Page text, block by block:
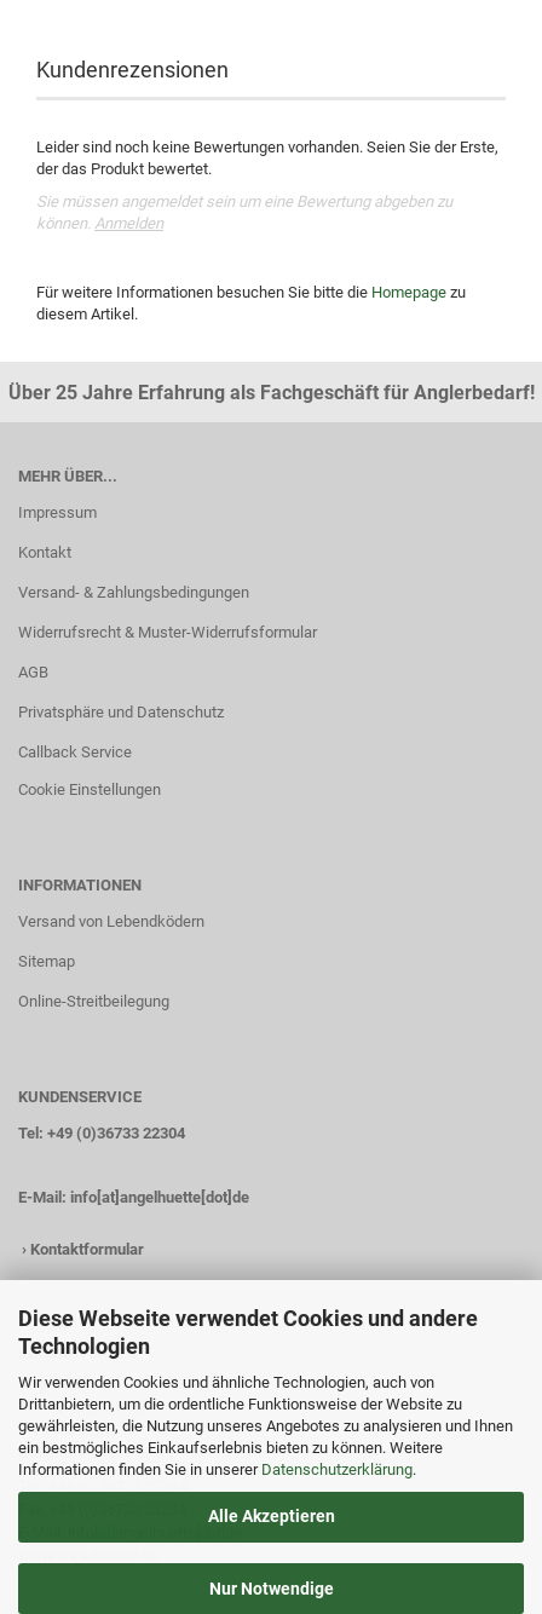
Diese Webseite verwendet Cookies und andere
Technologien
Wir verwenden Cookies und ähnliche Technologien, auch von
Drittanbietern, um die ordentliche Funktionsweise der Website zu
gewährleisten, die Nutzung unseres Angebotes zu analysieren und Ihnen
ein bestmögliches Einkaufserlebnis bieten zu können. Weitere
Informationen finden Sie in unserer Datenschutzerklärung.
Alle Akzeptieren
Nur Notwendige
Kundenrezensionen
Leider sind noch keine Bewertungen vorhanden. Seien Sie der Erste,
der das Produkt bewertet.
Sie müssen angemeldet sein um eine Bewertung abgeben zu
können. Anmelden
Für weitere Informationen besuchen Sie bitte die Homepage zu
diesem Artikel.
Über 25 Jahre Erfahrung als Fachgeschäft für Anglerbedarf!
MEHR ÜBER...
Impressum
Kontakt
Versand- & Zahlungsbedingungen
Widerrufsrecht & Muster-Widerrufsformular
AGB
Privatsphäre und Datenschutz
Callback Service
Cookie Einstellungen
INFORMATIONEN
Versand von Lebendködern
Sitemap
Online-Streitbeilegung
KUNDENSERVICE
Tel: +49 (0)36733 22304
E-Mail: info[at]angelhuette[dot]de
› Kontaktformular
KONTAKTDATEN
Angelhütte
Inh.: Christina Heß
Preßwitzer Str. 18
D-07338 Hohenwarte